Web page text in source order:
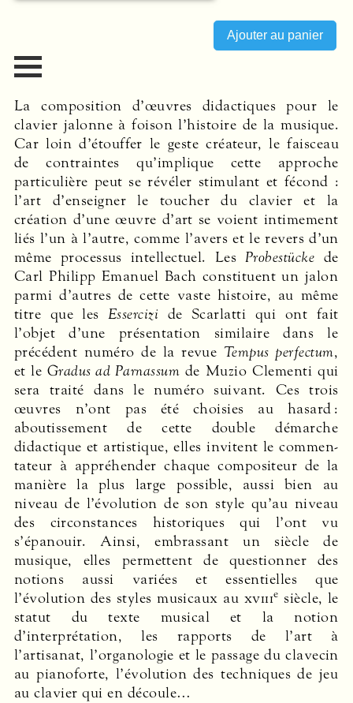
La composition d’œuvres didactiques pour le
clavier jalonne à foison l’histoire de la musique.
Car loin d’étouffer le geste créateur, le faisceau
de contraintes qu’implique cette approche
particulière peut se révéler stimulant et fécond :
l’art d’enseigner le toucher du clavier et la
création d’une œuvre d’art se voient intimement
liés l’un à l’autre, comme l’avers et le revers d’un
même processus intellectuel. Les Probestücke de
Carl Philipp Emanuel Bach constituent un jalon
parmi d’autres de cette vaste histoire, au même
titre que les Essercizi de Scarlatti qui ont fait
l’objet d’une présentation similaire dans le
précédent numéro de la revue Tempus perfectum,
et le Gradus ad Parnassumde Muzio Clementi qui
sera traité dans le numéro suivant. Ces trois
œuvres n’ont pas été choisies au hasard :
aboutissement de cette double démarche
didactique et artistique, elles invitent le commen­
tateur à appréhender chaque compositeur de la
manière la plus large possible, aussi bien au
niveau de l’évolution de son style qu’au niveau
des circonstances historiques qui l’ont vu
s’épanouir. Ainsi, embrassant un siècle de
musique, elles permettent de questionner des
notions aussi variées et essentielles que
l’évolution des styles musicaux au xviiie siècle, le
statut du texte musical et la notion
d’interprétation, les ­rapports de l’art à
l’artisanat, l’organologie et le passage du clavecin
au pianoforte, l’évolution des techniques de jeu
au clavier qui en découle…